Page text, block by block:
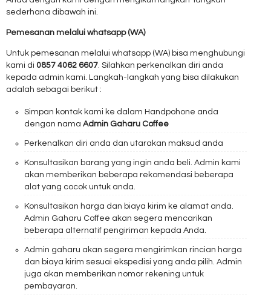
sederhana dibawah ini.
Pemesanan melalui whatsapp (WA)
Untuk pemesanan melalui whatsapp (WA) bisa menghubungi
kami di 0857 4062 6607. Silahkan perkenalkan diri anda
kepada admin kami. Langkah-langkah yang bisa dilakukan
adalah sebagai berikut :
Simpan kontak kami ke dalam Handpohone anda
dengan nama Admin Gaharu Coffee
Perkenalkan diri anda dan utarakan maksud anda
Konsultasikan barang yang ingin anda beli. Admin kami
akan memberikan beberapa rekomendasi beberapa
alat yang cocok untuk anda.
Konsultasikan harga dan biaya kirim ke alamat anda.
Admin Gaharu Coffee akan segera mencarikan
beberapa alternatif pengiriman kepada Anda.
Admin gaharu akan segera mengirimkan rincian harga
dan biaya kirim sesuai ekspedisi yang anda pilih. Admin
juga akan memberikan nomor rekening untuk
pembayaran.